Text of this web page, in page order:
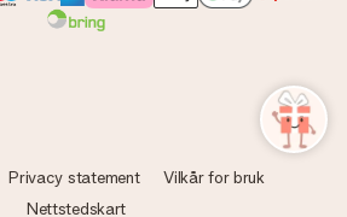
Privacy statement
Vilkår for bruk
Nettstedskart